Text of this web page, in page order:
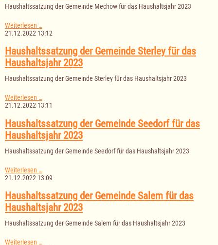
2023
Haushaltssatzung der Gemeinde Mechow für das Haushaltsjahr 2023
Weiterlesen …
der
Mechow
für
das
2023
21.12.2022 13:12
Haushaltssatzung der Gemeinde Sterley für das
Haushaltsjahr 2023
Haushaltssatzung der Gemeinde Sterley für das Haushaltsjahr 2023
Weiterlesen …Haushaltssatzung
der
Sterley
für
das
2023
21.12.2022 13:11
Haushaltssatzung der Gemeinde Seedorf für das
Haushaltsjahr 2023
Haushaltssatzung der Gemeinde Seedorf für das Haushaltsjahr 2023
Weiterlesen …
der
Seedorf
für
das
2023
21.12.2022 13:09
Haushaltssatzung der Gemeinde Salem für das
Haushaltsjahr 2023
Haushaltssatzung der Gemeinde Salem für das Haushaltsjahr 2023
Weiterlesen …Haushaltssatzung